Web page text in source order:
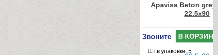
Apavisa Beton
22.5x90
Звоните В КОРЗИНУ
Шт.в упаковке: 5